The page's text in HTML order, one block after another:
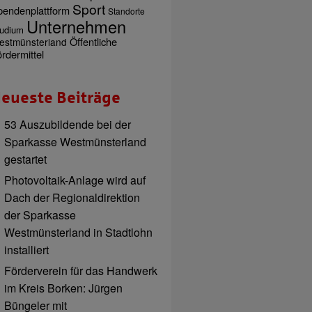
Sport Standorte
Unternehmen
Öffentliche
Beiträge
53 Auszubildende bei der
Sparkasse Westmünsterland
gestartet
Photovoltaik-Anlage wird auf
Dach der Regionaldirektion
der Sparkasse
Westmünsterland in Stadtlohn
installiert
Förderverein für das Handwerk
im Kreis Borken: Jürgen
Büngeler mit